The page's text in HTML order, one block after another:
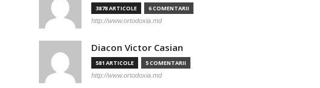
3878 ARTICOLE 6 COMENTARII
http://www.ortodoxia.md
Diacon Victor Casian
581 ARTICOLE 5 COMENTARII
http://www.ortodoxia.md